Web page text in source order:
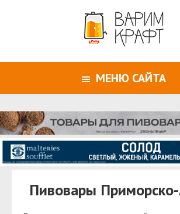
МЕНЮ САЙТА
Пивовары